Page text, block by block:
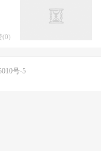
(0)
号-5